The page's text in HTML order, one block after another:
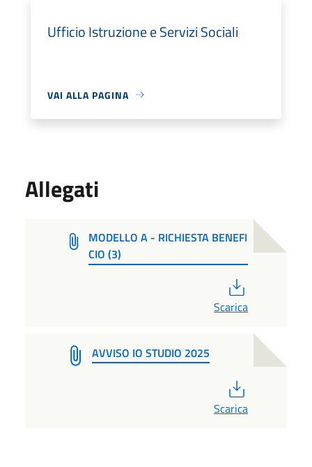
Ufficio Istruzione e Servizi Sociali
VAI ALLA PAGINA
Allegati
MODELLO A - RICHIESTA BENEFI
CIO (3)
Scarica
AVVISO IO STUDIO 2025
Scarica